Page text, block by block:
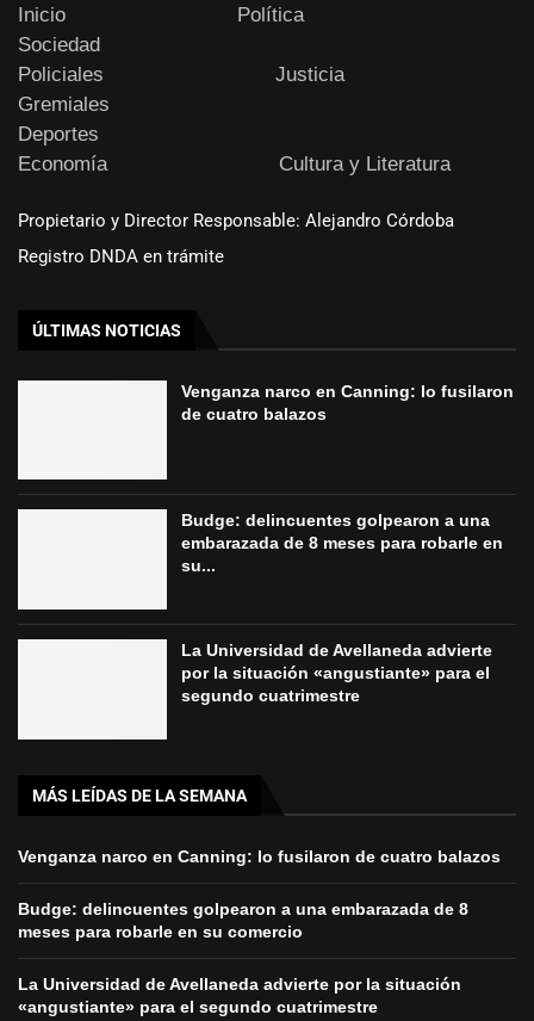
Inicio
Política
Sociedad
Policiales
Justicia
Gremiales
Deportes
Economía
Cultura y Literatura
Propietario y Director Responsable: Alejandro Córdoba
Registro DNDA en trámite
ÚLTIMAS NOTICIAS
Venganza narco en Canning: lo fusilaron
de cuatro balazos
Budge: delincuentes golpearon a una
embarazada de 8 meses para robarle en
su...
La Universidad de Avellaneda advierte
por la situación «angustiante» para el
segundo cuatrimestre
MÁS LEÍDAS DE LA SEMANA
Venganza narco en Canning: lo fusilaron de cuatro balazos
Budge: delincuentes golpearon a una embarazada de 8
meses para robarle en su comercio
La Universidad de Avellaneda advierte por la situación
«angustiante» para el segundo cuatrimestre